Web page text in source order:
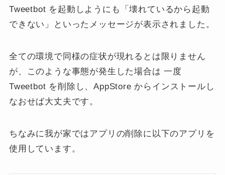
Tweetbot を起動しようにも「壊れているから起動
できない」といったメッセージが表示されました。
全ての環境で同様の症状が現れるとは限りません
が、このような事態が発生した場合は 一度
Tweetbot を削除し、AppStore からインストールし
なおせば大丈夫です。
ちなみに我が家ではアプリの削除に以下のアプリを
使用しています。